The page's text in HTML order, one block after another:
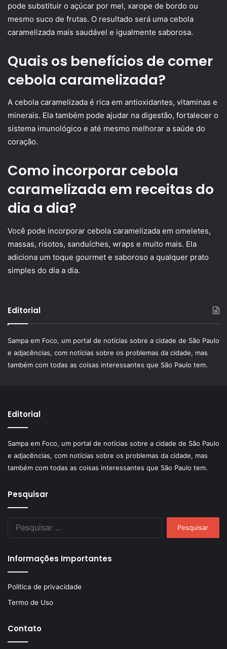
pode substituir o açúcar por mel, xarope de bordo ou
mesmo suco de frutas. O resultado será uma cebola
caramelizada mais saudável e igualmente saborosa.
Quais os benefícios de comer
cebola caramelizada?
A cebola caramelizada é rica em antioxidantes, vitaminas e
minerais. Ela também pode ajudar na digestão, fortalecer o
sistema imunológico e até mesmo melhorar a saúde do
coração.
Como incorporar cebola
caramelizada em receitas do
dia a dia?
Você pode incorporar cebola caramelizada em omeletes,
massas, risotos, sanduíches, wraps e muito mais. Ela
adiciona um toque gourmet e saboroso a qualquer prato
simples do dia a dia.
Editorial
Sampa em Foco, um portal de notícias sobre a cidade de São Paulo
e adjacências, com notícias sobre os problemas da cidade, mas
também com todas as coisas interessantes que São Paulo tem.
Editorial
Sampa em Foco, um portal de notícias sobre a cidade de São Paulo
e adjacências, com notícias sobre os problemas da cidade, mas
também com todas as coisas interessantes que São Paulo tem.
Pesquisar
Informações Importantes
Política de privacidade
Termo de Uso
Contato